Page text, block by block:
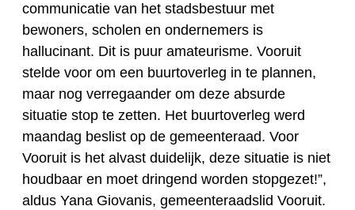
communicatie van het stadsbestuur met
bewoners, scholen en ondernemers is
hallucinant. Dit is puur amateurisme. Vooruit
stelde voor om een buurtoverleg in te plannen,
maar nog verregaander om deze absurde
situatie stop te zetten. Het buurtoverleg werd
maandag beslist op de gemeenteraad. Voor
Vooruit is het alvast duidelijk, deze situatie is niet
houdbaar en moet dringend worden stopgezet!”,
aldus Yana Giovanis, gemeenteraadslid Vooruit.